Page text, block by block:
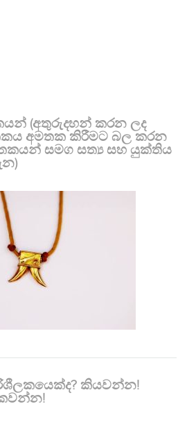
(අතුරුදහන් කරන ලද
අමතක කිරීමට බල කරන
සමග සත්‍ය සහ යුක්තිය
කියවන්න!